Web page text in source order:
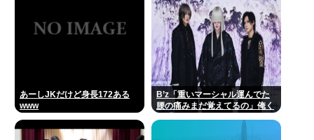
あーしJKだけど身長172ある
www
B’z「重いマーシャル運んでた
腰の痛みまだ覚えてるの」俺く